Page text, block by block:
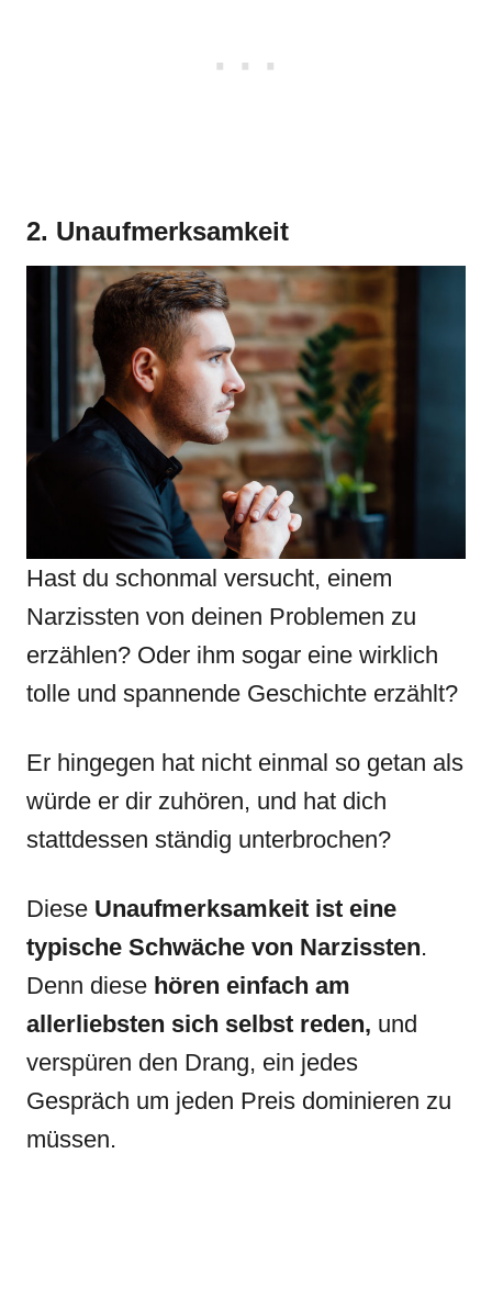
2. Unaufmerksamkeit
Hast du schonmal versucht, einem
Narzissten von deinen Problemen zu
erzählen? Oder ihm sogar eine wirklich
tolle und spannende Geschichte erzählt?
Er hingegen hat nicht einmal so getan als
würde er dir zuhören, und hat dich
stattdessen ständig unterbrochen?
Diese Unaufmerksamkeit ist eine
typische Schwäche von Narzissten.
Denn diese hören einfach am
allerliebsten sich selbst reden, und
verspüren den Drang, ein jedes
Gespräch um jeden Preis dominieren zu
müssen.